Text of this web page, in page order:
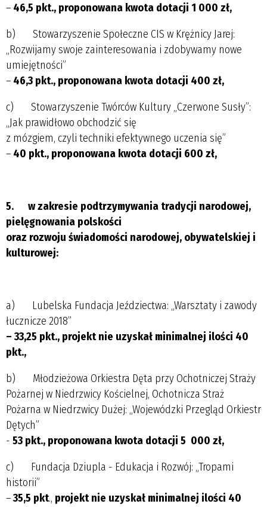
– 46,5 pkt., proponowana kwota dotacji 1 000 zł,
b) Stowarzyszenie Społeczne CIS w Krężnicy Jarej:
„Rozwijamy swoje zainteresowania i zdobywamy nowe
umiejętności”
– 46,3 pkt., proponowana kwota dotacji 400 zł,
c) Stowarzyszenie Twórców Kultury „Czerwone Susły”:
„Jak prawidłowo obchodzić się
z mózgiem, czyli techniki efektywnego uczenia się”
– 40 pkt., proponowana kwota dotacji 600 zł,
5. w zakresie podtrzymywania tradycji narodowej,
pielęgnowania polskości
oraz rozwoju świadomości narodowej, obywatelskiej i
kulturowej:
a) Lubelska Fundacja Jeździectwa: „Warsztaty i zawody
łucznicze 2018”
– 33,25 pkt., projekt nie uzyskał minimalnej ilości 40
pkt.,
b) Młodzieżowa Orkiestra Dęta przy Ochotniczej Straży
Pożarnej w Niedrzwicy Kościelnej, Ochotnicza Straż
Pożarna w Niedrzwicy Dużej: „Wojewódzki Przegląd Orkiestr
Dętych”
- 53 pkt., proponowana kwota dotacji 5 000 zł,
c) Fundacja Dziupla - Edukacja i Rozwój: „Tropami
historii”
–35,5 pkt., projekt nie uzyskał minimalnej ilości 40